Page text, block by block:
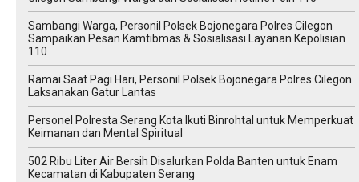
Sambangi Warga, Personil Polsek Bojonegara Polres Cilegon
Sampaikan Pesan Kamtibmas & Sosialisasi Layanan Kepolisian
110
Ramai Saat Pagi Hari, Personil Polsek Bojonegara Polres Cilegon
Laksanakan Gatur Lantas
Personel Polresta Serang Kota Ikuti Binrohtal untuk Memperkuat
Keimanan dan Mental Spiritual
502 Ribu Liter Air Bersih Disalurkan Polda Banten untuk Enam
Kecamatan di Kabupaten Serang